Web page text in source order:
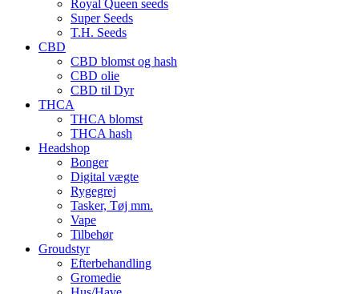
Royal Queen seeds
Super Seeds
T.H. Seeds
CBD
CBD blomst og hash
CBD olie
CBD til Dyr
THCA
THCA blomst
THCA hash
Headshop
Bonger
Digital vægte
Rygegrej
Tasker, Tøj mm.
Vape
Tilbehør
Groudstyr
Efterbehandling
Gromedie